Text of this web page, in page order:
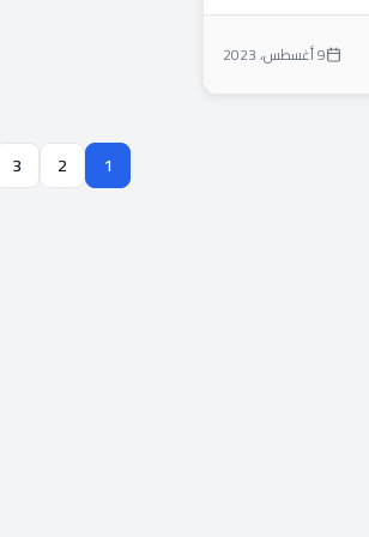
9 أغسطس، 2023
1
2
3